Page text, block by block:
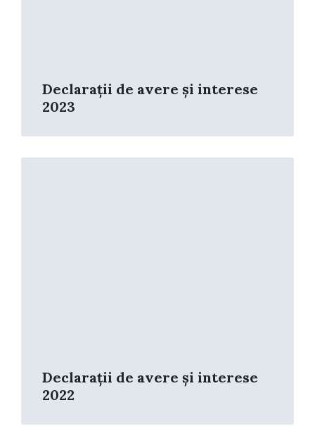
Declarații de avere și interese
2023
Declarații de avere și interese
2022
Read